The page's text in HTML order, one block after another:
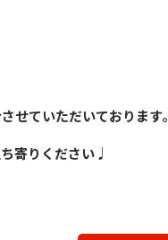
せていただいております。
寄りください♩